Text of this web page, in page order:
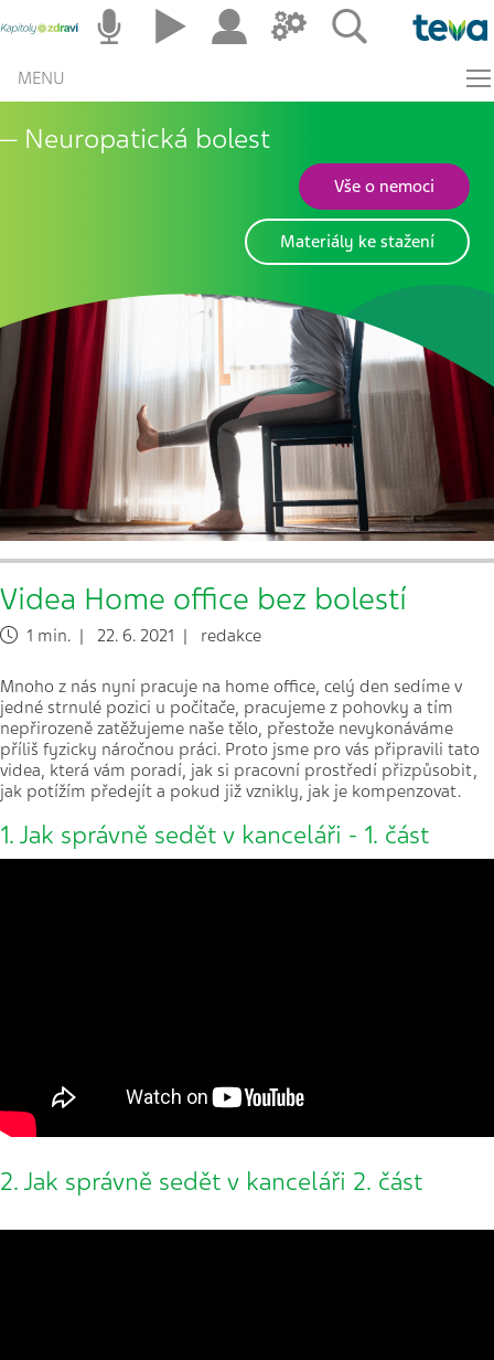
MENU
Neuropatická bolest
Vše o nemoci
Materiály ke stažení
Videa Home office bez bolestí
1 min. | 22. 6. 2021 | redakce
Mnoho z nás nyní pracuje na home office, celý den sedíme v
jedné strnulé pozici u počítače, pracujeme z pohovky a tím
nepřirozeně zatěžujeme naše tělo, přestože nevykonáváme
příliš fyzicky náročnou práci. Proto jsme pro vás připravili tato
videa, která vám poradí, jak si pracovní prostředí přizpůsobit,
jak potížím předejít a pokud již vznikly, jak je kompenzovat.
1. Jak správně sedět v kanceláři - 1. část
2. Jak správně sedět v kanceláři 2. část